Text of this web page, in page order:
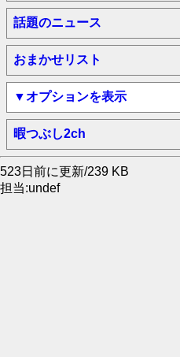
話題のニュース
おまかせリスト
▼オプションを表示
暇つぶし2ch
523日前に更新/239 KB
担当:undef